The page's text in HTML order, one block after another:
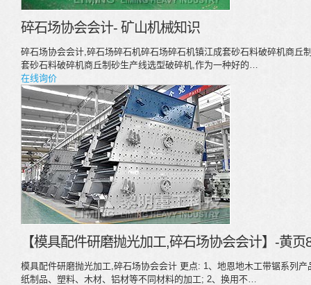
碎石场协会会计- 矿山机械知识
碎石场协会会计,碎石场碎石机碎石场碎石机镇江成套砂石料破碎机商丘
套砂石料破碎机商丘制砂生产线选型破碎机,作为一种好的…
在线询价
【模具配件研磨抛光加工,碎石场协会会计】-黄页
模具配件研磨抛光加工,碎石场协会会计 更点: 1、地恩地木工带锯系列
纸制品、塑料、木材、铝材等不同材料的加工; 2、换用不…